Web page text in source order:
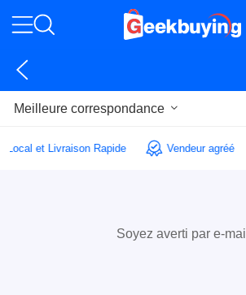
Meilleure correspondance
Local et Livraison Rapide Vendeur agréé
Soyez averti par e-mail